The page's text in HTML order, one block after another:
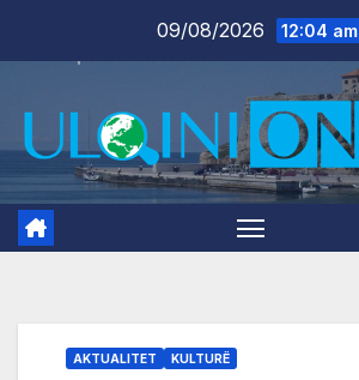
09/08/2026 12:04 am
AKTUALITET KULTURË